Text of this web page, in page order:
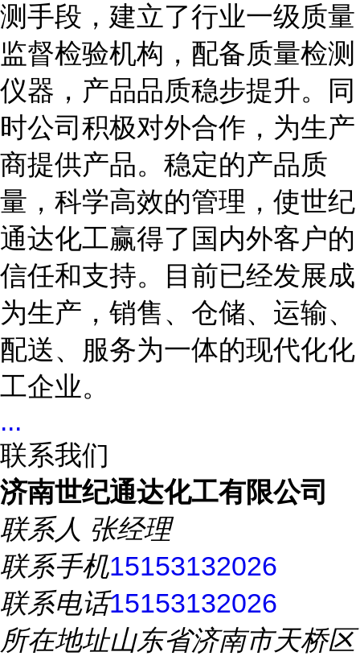
测手段，建立了行业一级质量
监督检验机构，配备质量检测
仪器，产品品质稳步提升。同
时公司积极对外合作，为生产
商提供产品。稳定的产品质
量，科学高效的管理，使世纪
通达化工赢得了国内外客户的
信任和支持。目前已经发展成
为生产，销售、仓储、运输、
配送、服务为一体的现代化化
工企业。
...
联系我们
济南世纪通达化工有限公司
联系人 张经理
联系手机15153132026
联系电话15153132026
所在地址山东省济南市天桥区